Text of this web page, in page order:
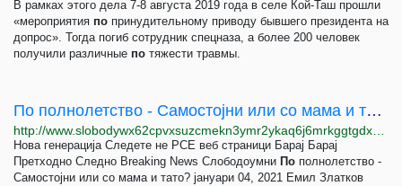
В рамках этого дела 7-8 августа 2019 года в селе Кой-Таш прошли
«мероприятия по принудительному приводу бывшего президента на
допрос». Тогда погиб сотрудник спецназа, а более 200 человек
получили различные по тяжести травмы.
По полнолетство - Самостојни или со мама и тато?
Нова генерација Следете не РСЕ веб страници Барај Барај
Претходно Следно Breaking News Слободоумни По полнолетство -
Самостојни или со мама и тато? јануари 04, 2021 Емил Златков